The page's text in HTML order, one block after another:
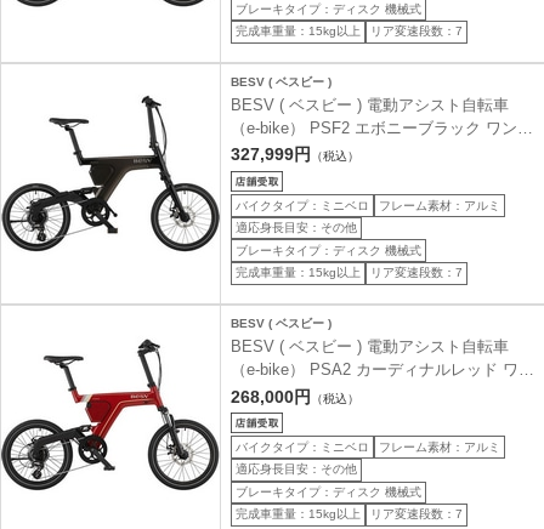
ブレーキタイプ：ディスク 機械式
完成車重量：15kg以上
リア変速段数：7
BESV ( ベスビー )
BESV ( ベスビー ) 電動アシスト自転車
（e-bike） PSF2 エボニーブラック ワンサ
イズ ( 身長目安150cm以上 )
327,999円 （税込）
バイクタイプ：ミニベロ
フレーム素材：アルミ
適応身長目安：その他
ブレーキタイプ：ディスク 機械式
完成車重量：15kg以上
リア変速段数：7
BESV ( ベスビー )
BESV ( ベスビー ) 電動アシスト自転車
（e-bike） PSA2 カーディナルレッド ワン
サイズ ( 身長目安150cm以上 )
268,000円 （税込）
バイクタイプ：ミニベロ
フレーム素材：アルミ
適応身長目安：その他
ブレーキタイプ：ディスク 機械式
完成車重量：15kg以上
リア変速段数：7